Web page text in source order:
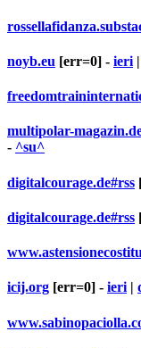
noyb.eu [err=0] - ieri |
multipolar-
- ^su^
digitalcourage.de#rss
digitalcourage.de#rss
icij.org [err=0] - ieri |